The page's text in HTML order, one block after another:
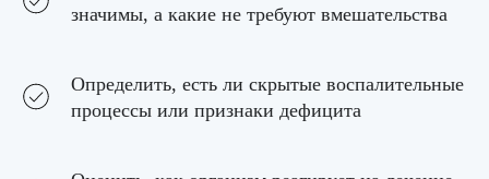
значимы, а какие не требуют вмешательства
Определить, есть ли скрытые воспалительные
процессы или признаки дефицита